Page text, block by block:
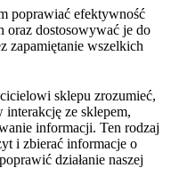
poprawiać efektywność
oraz dostosowywać je do
zapamiętanie wszelkich
sklepu zrozumieć,
ze sklepem,
informacji. Ten rodzaj
i zbierać informacje o
działanie naszej